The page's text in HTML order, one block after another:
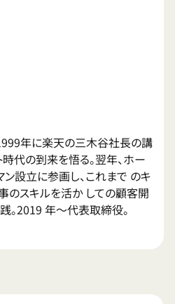
年に楽天の三木谷社長の講
時代の到来を悟る。翌年、ホー
設立に参画し、これまで のキ
のスキルを活か しての顧客開
。2019 年〜代表取締役。